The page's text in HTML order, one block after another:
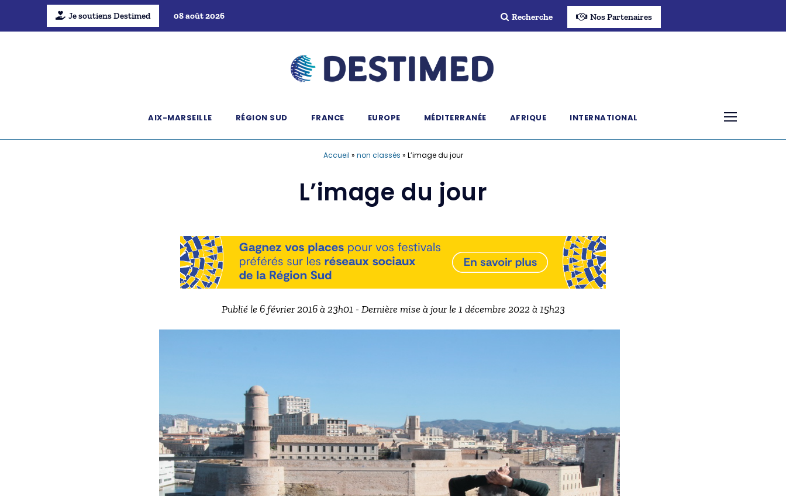
Je soutiens Destimed 08 août 2026 Recherche Nos Partenaires
AIX-MARSEILLE RÉGION SUD FRANCE EUROPE MÉDITERRANÉE AFRIQUE INTERNATIONAL
Accueil » non classés » L’image du jour
L’image du jour
Publié le 6 février 2016 à 23h01 - Dernière mise à jour le 1 décembre 2022 à 15h23